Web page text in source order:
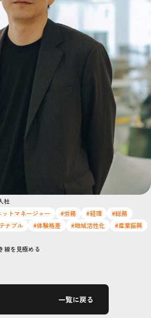
社
トマネージャー #労務 #経理
#総務
ナブル #体験格差 #地域活性化
#産業振興
線を見極める
一覧に戻る